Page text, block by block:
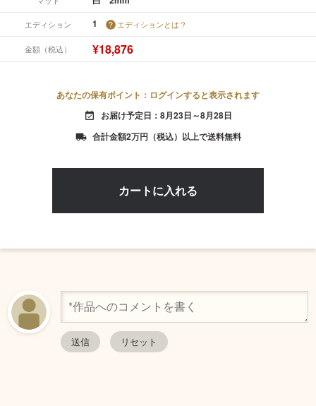
エディション 1 エディションとは？
金額（税込） ¥18,876
あなたの保有ポイント：ログインすると表示されます
event_available お届け予定日：8月23日～8月28日
local_shipping 合計金額2万円（税込）以上で送料無料